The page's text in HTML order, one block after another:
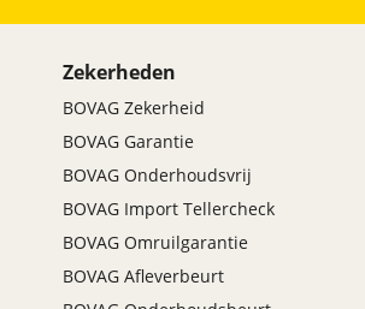
Zekerheden
BOVAG Zekerheid
BOVAG Garantie
BOVAG Onderhoudsvrij
BOVAG Import Tellercheck
BOVAG Omruilgarantie
BOVAG Afleverbeurt